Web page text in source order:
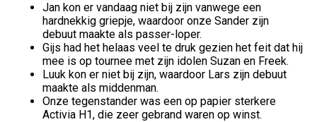
Jan kon er vandaag niet bij zijn vanwege een
hardnekkig griepje, waardoor onze Sander zijn
debuut maakte als passer-loper.
Gijs had het helaas veel te druk gezien het feit dat hij
mee is op tournee met zijn idolen Suzan en Freek.
Luuk kon er niet bij zijn, waardoor Lars zijn debuut
maakte als middenman.
Onze tegenstander was een op papier sterkere
Activia H1, die zeer gebrand waren op winst.